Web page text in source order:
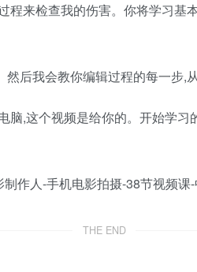
来检查我的伤害。你将学习
后我会教你编辑过程的每一步,
脑,这个视频是给你的。开始学
THE END